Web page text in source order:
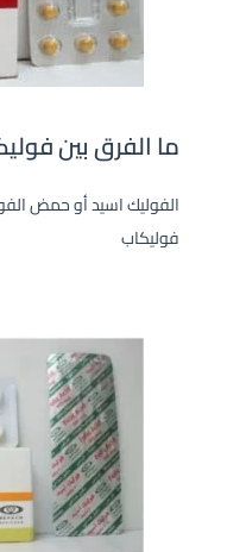
ما الفرق بين
الفوليك اسيد أو حمض
فوليكاب